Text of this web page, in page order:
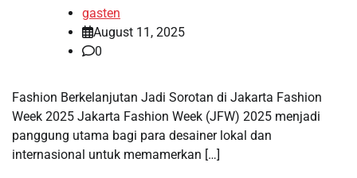
gasten
August 11, 2025
0
Fashion Berkelanjutan Jadi Sorotan di Jakarta Fashion
Week 2025 Jakarta Fashion Week (JFW) 2025 menjadi
panggung utama bagi para desainer lokal dan
internasional untuk memamerkan […]